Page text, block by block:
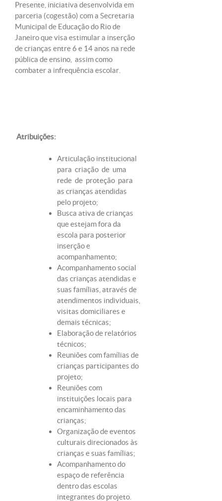
Presente, iniciativa desenvolvida em
parceria (cogestão) com a Secretaria
Municipal de Educação do Rio de
Janeiro que visa estimular a inserção
de crianças entre 6 e 14 anos na rede
pública de ensino, assim como
combater a infrequência escolar.
Atribuições:
Articulação institucional
para criação de uma
rede de proteção para
as crianças atendidas
pelo projeto;
Busca ativa de crianças
que estejam fora da
escola para posterior
inserção e
acompanhamento;
Acompanhamento social
das crianças atendidas e
suas famílias, através de
atendimentos individuais,
visitas domiciliares e
demais técnicas;
Elaboração de relatórios
técnicos;
Reuniões com famílias de
crianças participantes do
projeto;
Reuniões com
instituições locais para
encaminhamento das
crianças;
Organização de eventos
culturais direcionados às
crianças e suas famílias;
Acompanhamento do
espaço de referência
dentro das escolas
integrantes do projeto.